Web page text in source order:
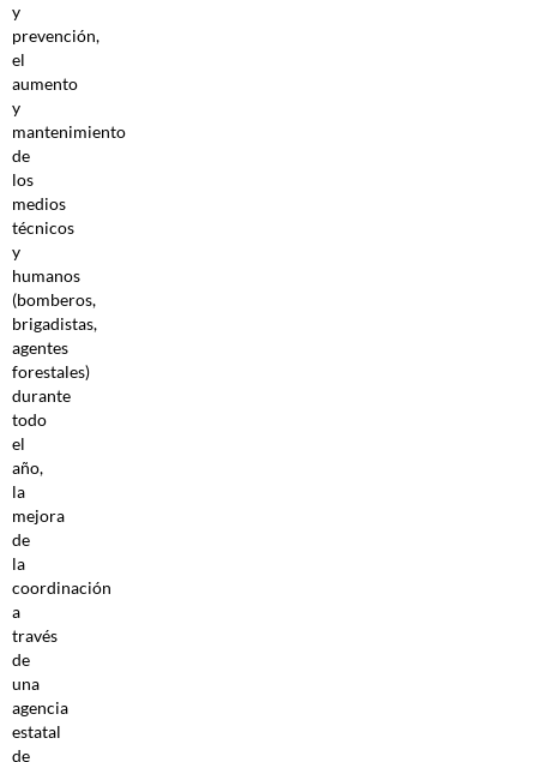
y
prevención,
el
aumento
y
mantenimiento
de
los
medios
técnicos
y
humanos
(bomberos,
brigadistas,
agentes
forestales)
durante
todo
el
año,
la
mejora
de
la
coordinación
a
través
de
una
agencia
estatal
de